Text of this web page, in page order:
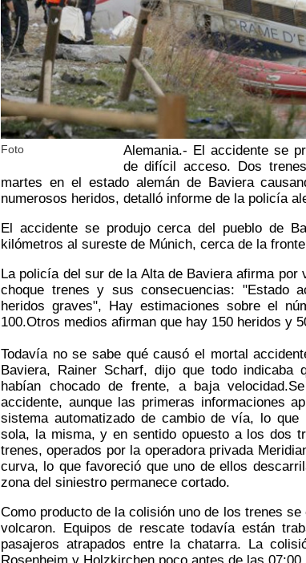
Foto
Alemania.- El accidente se
de difícil acceso. Dos
martes en el estado alemán de Baviera
numerosos heridos, detalló informe de la policía
El accidente se produjo cerca del pueblo de
kilómetros al sureste de Múnich, cerca de la
La policía del sur de la Alta de Baviera afirma por
choque trenes y sus consecuencias: "Estado
heridos graves", Hay estimaciones sobre el
100.Otros medios afirman que hay 150 heridos y
Todavía no se sabe qué causó el mortal
Baviera, Rainer Scharf, dijo que todo indicaba
habían chocado de frente, a baja
accidente, aunque las primeras informaciones
sistema automatizado de cambio de vía, lo
sola, la misma, y en sentido opuesto a los dos
trenes, operados por la operadora privada
curva, lo que favoreció que uno de ellos
zona del siniestro permanece cortado.
Como producto de la colisión uno de los trenes
volcaron. Equipos de rescate todavía están
pasajeros atrapados entre la chatarra. La